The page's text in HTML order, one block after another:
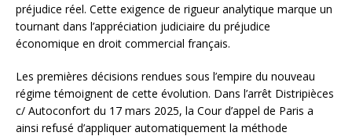
préjudice réel. Cette exigence de rigueur analytique marque un
tournant dans l’appréciation judiciaire du préjudice
économique en droit commercial français.
Les premières décisions rendues sous l’empire du nouveau
régime témoignent de cette évolution. Dans l’arrêt Distripièces
c/ Autoconfort du 17 mars 2025, la Cour d’appel de Paris a
ainsi refusé d’appliquer automatiquement la méthode